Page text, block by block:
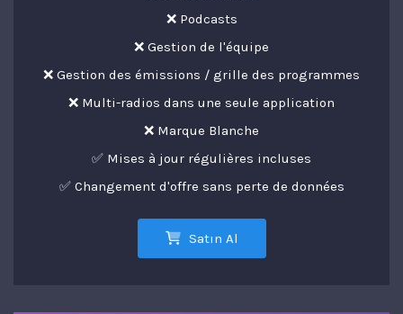
❌ Podcasts
❌ Gestion de l'équipe
❌ Gestion des émissions / grille des programmes
❌ Multi-radios dans une seule application
❌ Marque Blanche
✅ Mises à jour régulières incluses
✅ Changement d'offre sans perte de données
Satın Al